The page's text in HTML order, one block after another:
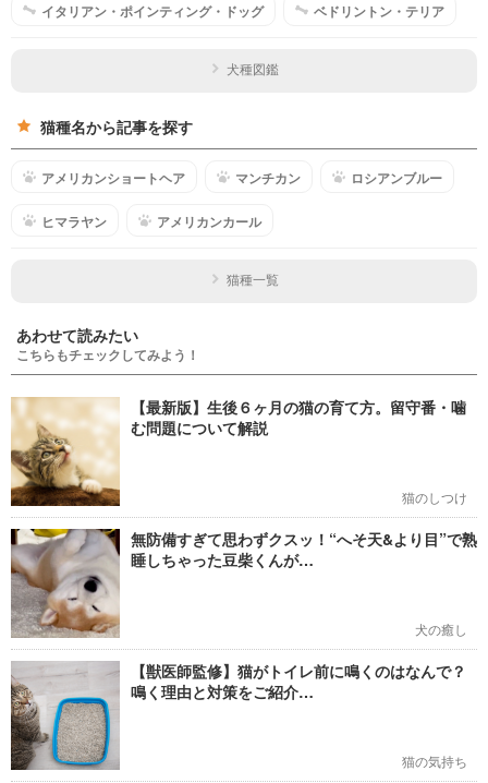
イタリアン・ポインティング・ドッグ ベドリントン・テリア
犬種図鑑
猫種名から記事を探す
アメリカンショートヘア マンチカン ロシアンブルー
ヒマラヤン アメリカンカール
猫種一覧
あわせて読みたい
こちらもチェックしてみよう！
【最新版】生後６ヶ月の猫の育て方。留守番・噛
む問題について解説
猫のしつけ
無防備すぎて思わずクスッ！“へそ天&より目”で熟
睡しちゃった豆柴くんが…
犬の癒し
【獣医師監修】猫がトイレ前に鳴くのはなんで？
鳴く理由と対策をご紹介…
猫の気持ち